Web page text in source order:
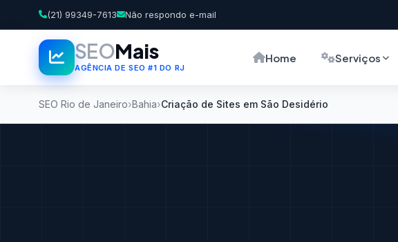
(21) 99349-7613 Não respondo e-mail
SEOMais
AGÊNCIA DE SEO #1 DO RJ
Home Serviços
SEO Rio de Janeiro Bahia Criação de Sites em São Desidério